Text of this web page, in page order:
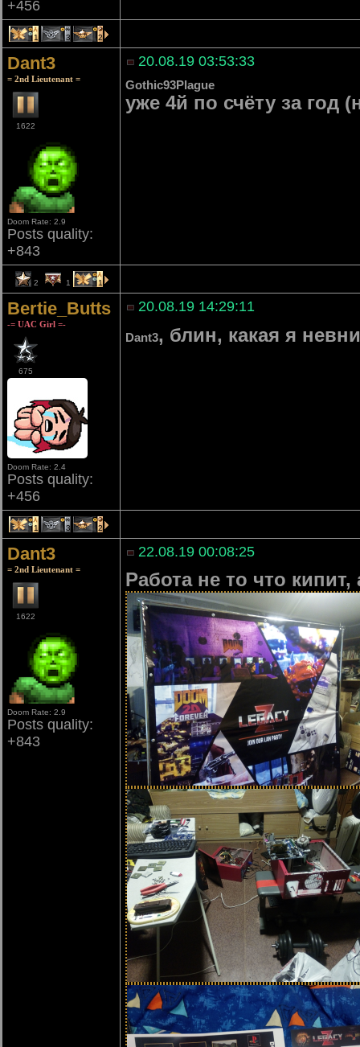
+456
1 3 2
Dant3
= 2nd Lieutenant =
1622
Doom Rate: 2.9
Posts quality:
+843
20.08.19 03:53:33
Gothic93Plague
уже 4й по счёту за год
2 1 1
Bertie_Butts
-= UAC Girl =-
675
Doom Rate: 2.4
Posts quality:
+456
20.08.19 14:29:11
Dant3, блин, какая я
1 3 2
Dant3
= 2nd Lieutenant =
1622
Doom Rate: 2.9
Posts quality:
+843
22.08.19 00:08:25
Работа не то что